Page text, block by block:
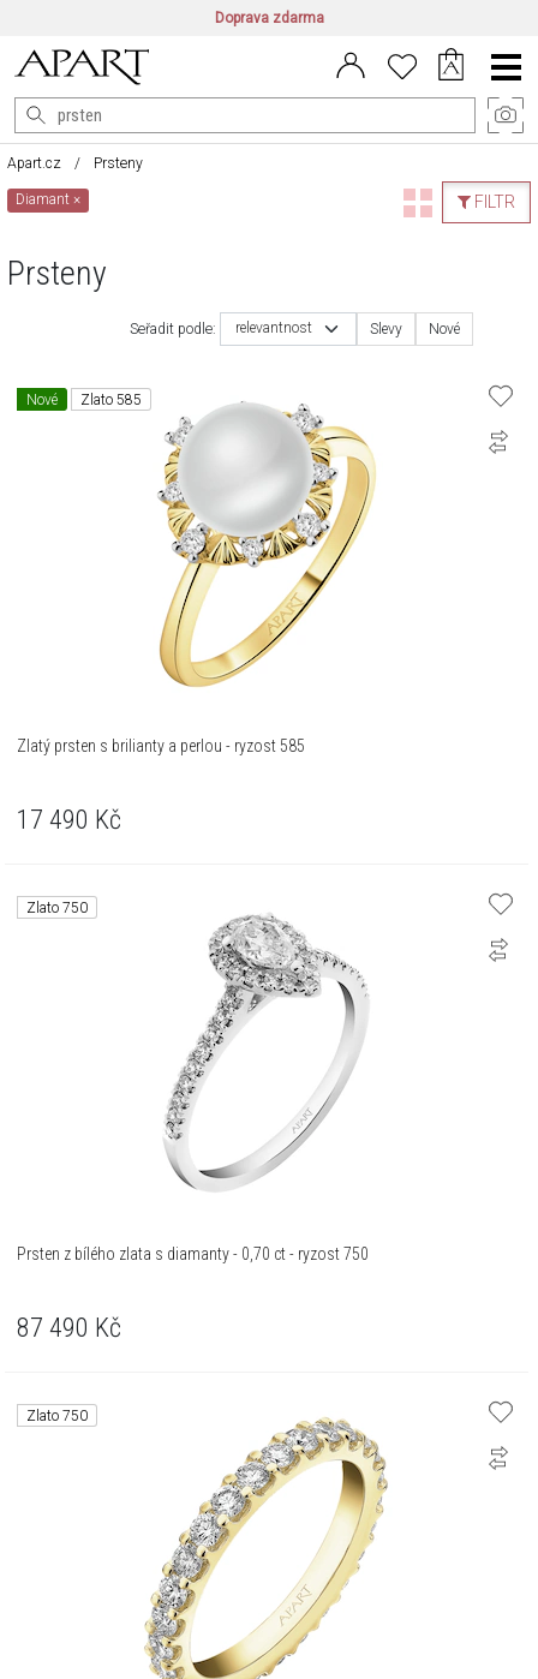
Doprava zdarma
CZ/CZK | EN/EUR PL/PLN
Main
Menu
Apart.cz Prsteny
FILTR
Diamant×
Prsteny
Seřadit podle: relevantnost Slevy Nové
Nové Zlato 585
Zlatý prsten s brilianty a perlou - ryzost 585
17 490 Kč
Zlato 750
Prsten z bílého zlata s diamanty - 0,70 ct - ryzost 750
87 490 Kč
Zlato 750